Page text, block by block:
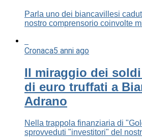
Parla uno dei biancavillesi
nostro comprensorio coinvolte
Cronaca5 anni ago
Il miraggio dei
di euro truffati a
Adrano
Nella trappola finanziaria di
sprovveduti "investitori" del